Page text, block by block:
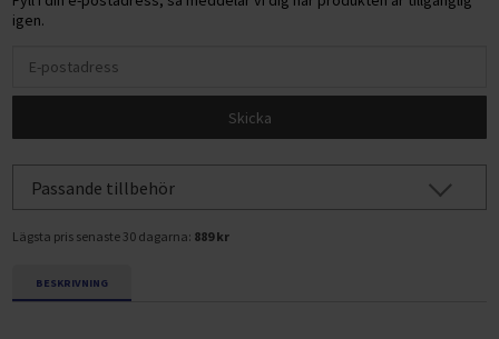
igen.
Skicka
Passande tillbehör
Lägsta pris senaste 30 dagarna: 889 kr
BESKRIVNING